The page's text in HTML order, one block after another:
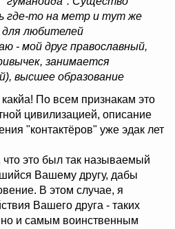
где-то на метр и тут же
для любителей
- мой друг православный,
занимается
высшее образование
По всем признакам это
цивилизацией, описание
"контактёров" уже эдак лет
это был так называемый
Вашему другу, дабы
В этом случае, я
Вашего друга - таких
и самым воинственным